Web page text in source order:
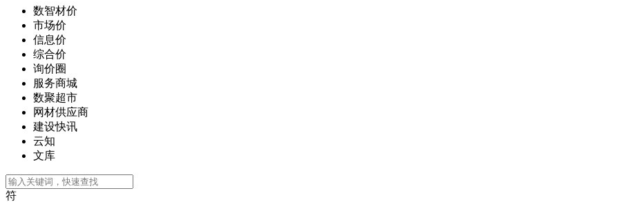
数智材价
市场价
信息价
综合价
询价圈
服务商城
数聚超市
网材供应商
建设快讯
云知
文库
符